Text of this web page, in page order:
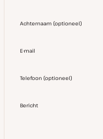
Achternaam (optioneel)
E-mail
Telefoon (optioneel)
Bericht